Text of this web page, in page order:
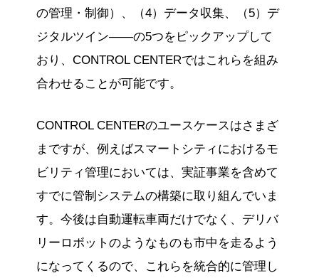
の管理・制御）、（4）データ収集、（5）デ
ジタルツイン――の5つをピックアップして
おり、CONTROL CENTERではこれらを組み
合わせることが可能です。
CONTROL CENTERのユースケースはさまざ
まですが、例えばスマートシティにおけるモ
ビリティ管理においては、実証事業を含めて
すでに管制システムの構築に取り組んでいま
す。今後は自動運転車両だけでなく、デリバ
リーロボットのようなものも市中を走るよう
になってくるので、これらを統合的に管理し